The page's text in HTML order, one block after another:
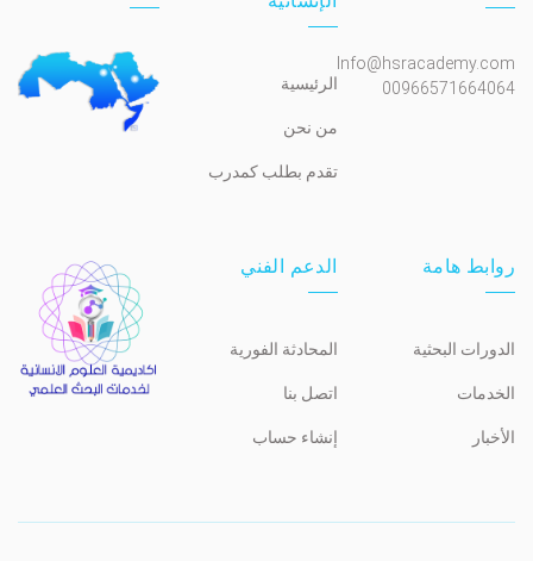
Info@hsracademy.com
00966571664064
الرئيسية
من نحن
تقدم بطلب كمدرب
روابط هامة
الدورات البحثية
الخدمات
الأخبار
الدعم الفني
المحادثة الفورية
اتصل بنا
إنشاء حساب